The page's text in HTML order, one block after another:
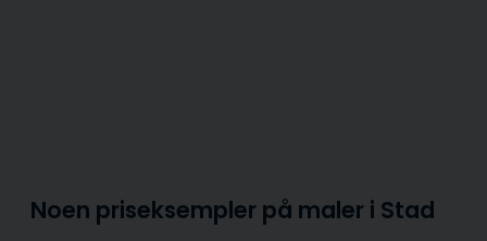
Noen priseksempler på maler i Stad